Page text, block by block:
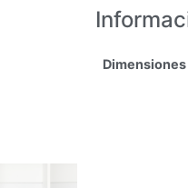
Dimensiones